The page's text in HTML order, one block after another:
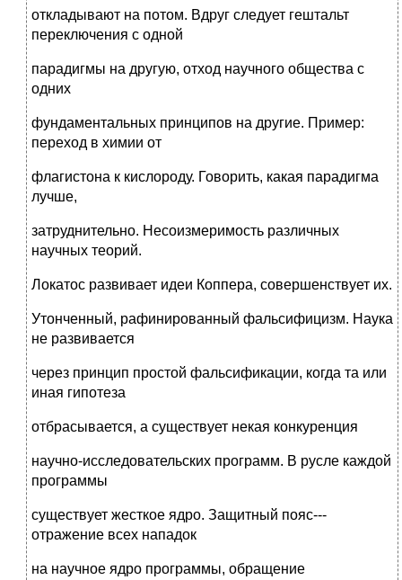
откладывают на потом. Вдруг следует гештальт
переключения с одной
парадигмы на другую, отход научного общества с
одних
фундаментальных принципов на другие. Пример:
переход в химии от
флагистона к кислороду. Говорить, какая парадигма
лучше,
затруднительно. Несоизмеримость различных
научных теорий.
Локатос развивает идеи Коппера, совершенствует их.
Утонченный, рафинированный фальсифицизм. Наука
не развивается
через принцип простой фальсификации, когда та или
иная гипотеза
отбрасывается, а существует некая конкуренция
научно-исследовательских программ. В русле каждой
программы
существует жесткое ядро. Защитный пояс---
отражение всех нападок
на научное ядро программы, обращение